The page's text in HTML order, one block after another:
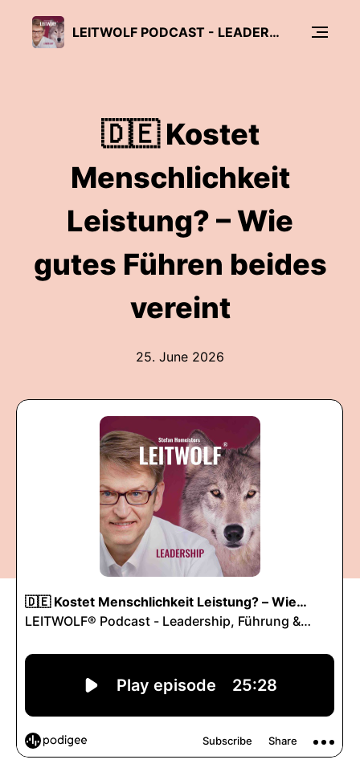
LEITWOLF PODCAST - LEADERSHIP, FÜHRUNG & MANAGEMENT
🇩🇪 Kostet
Menschlichkeit
Leistung? – Wie
gutes Führen beides
vereint
25. June 2026